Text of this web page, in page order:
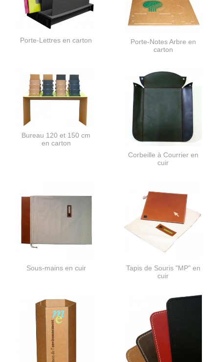
Porte-Lettres en carton
Porte-Notes Arbre en
carton
Bureau 120 et 150 cm
en carton
Corbeille à Courrier en
cuir
Sous-mains en cuir
Tapis de Souris "MP" en
cuir